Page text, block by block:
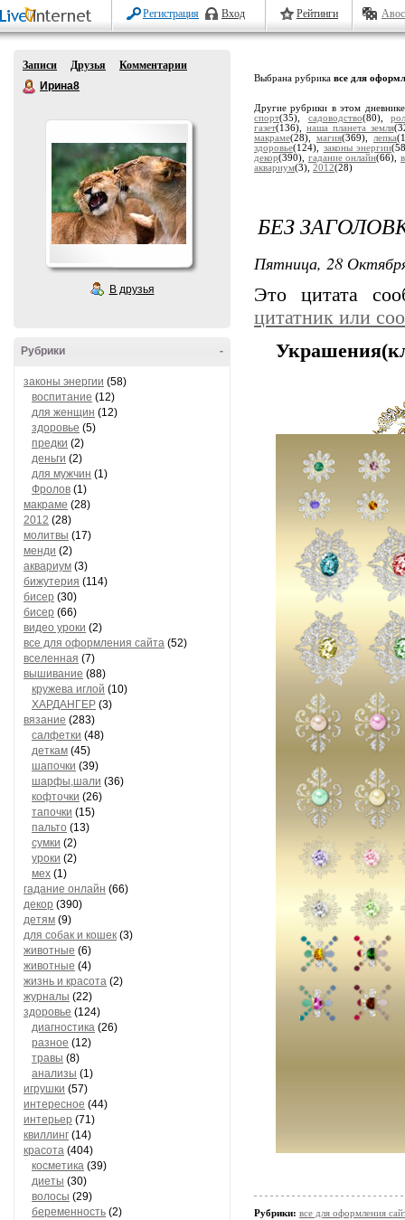
Регистрация Вход Рейтинги
Записи Друзья
Комментарии
Ирина8
В друзья
-
Рубрики
законы энергии (58)
воспитание (12)
для женщин (12)
здоровье (5)
предки (2)
деньги (2)
для мужчин (1)
Фролов (1)
макраме (28)
2012 (28)
молитвы (17)
менди (2)
аквариум (3)
бижутерия (114)
бисер (30)
бисер (66)
видео уроки (2)
все для оформления сайта (52)
вселенная (7)
вышивание (88)
кружева иглой (10)
ХАРДАНГЕР (3)
вязание (283)
салфетки (48)
деткам (45)
шапочки (39)
шарфы,шали (36)
кофточки (26)
тапочки (15)
пальто (13)
сумки (2)
уроки (2)
мех (1)
гадание онлайн (66)
декор (390)
детям (9)
для собак и кошек (3)
животные (6)
животные (4)
жизнь и красота (2)
журналы (22)
здоровье (124)
диагностика (26)
разное (12)
травы (8)
анализы (1)
игрушки (57)
интересное (44)
интерьер (71)
квиллинг (14)
красота (404)
косметика (39)
диеты (30)
волосы (29)
беременность (2)
Выбрана рубрика все для
Другие рубрики в этом
спорт(35), садоводство(80),
газет(136), наша планета земля
макраме(28), магия(369), лепка
здоровье(124), законы энергии
декор(390), гадание онлайн(66),
аквариум(3), 2012(28)
БЕЗ
Пятница, 28
Это цитата
цитатник или
Рубрики: все для оформления